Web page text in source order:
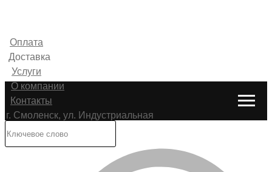
Оплата
Доставка
Услуги
О компании
Контакты
г. Смоленск, ул. Индустриальная